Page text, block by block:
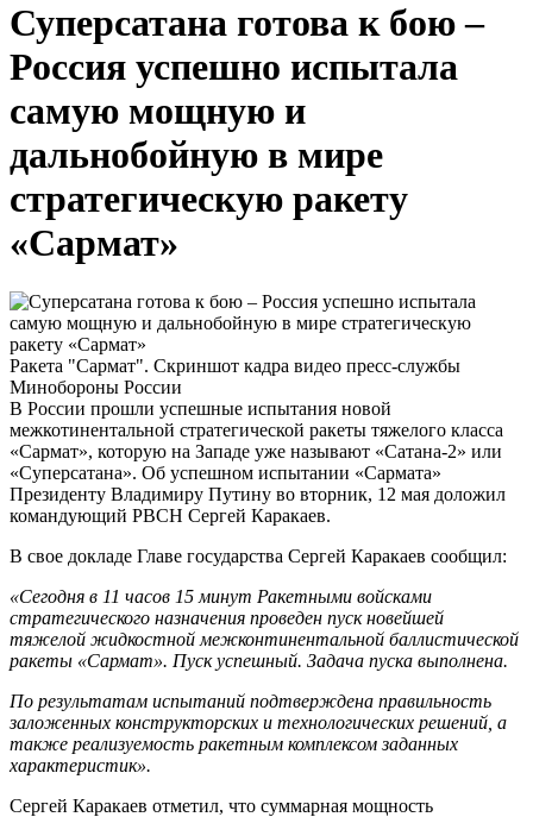
Суперсатана готова к бою –
Россия успешно испытала
самую мощную и
дальнобойную в мире
стратегическую ракету
«Сармат»
Ракета "Сармат". Скриншот кадра видео пресс-службы
Минобороны России
В России прошли успешные испытания новой
межкотинентальной стратегической ракеты тяжелого класса
«Сармат», которую на Западе уже называют «Сатана-2» или
«Суперсатана». Об успешном испытании «Сармата»
Президенту Владимиру Путину во вторник, 12 мая доложил
командующий РВСН Сергей Каракаев.
В свое докладе Главе государства Сергей Каракаев сообщил:
«Сегодня в 11 часов 15 минут Ракетными войсками
стратегического назначения проведен пуск новейшей
тяжелой жидкостной межконтинентальной баллистической
ракеты «Сармат». Пуск успешный. Задача пуска выполнена.
По результатам испытаний подтверждена правильность
заложенных конструкторских и технологических решений, а
также реализуемость ракетным комплексом заданных
характеристик».
Сергей Каракаев отметил, что суммарная мощность